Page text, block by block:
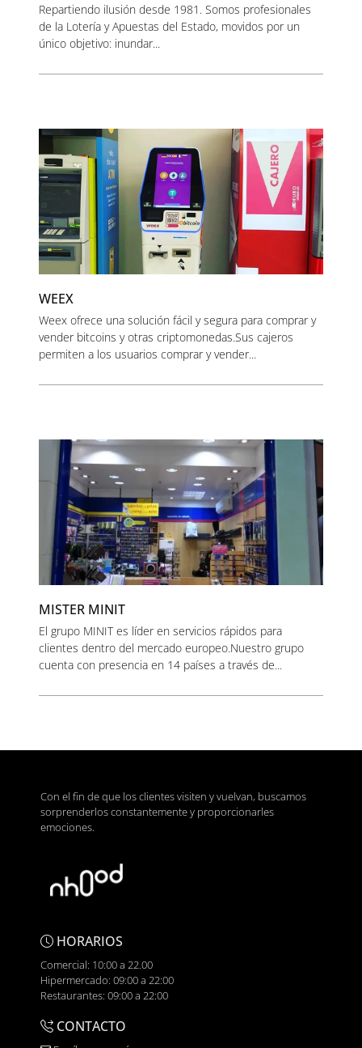
Repartiendo ilusión desde 1981. Somos profesionales
de la Lotería y Apuestas del Estado, movidos por un
único objetivo: inundar...
WEEX
Weex ofrece una solución fácil y segura para comprar y
vender bitcoins y otras criptomonedas.Sus cajeros
permiten a los usuarios comprar y vender...
MISTER MINIT
El grupo MINIT es líder en servicios rápidos para
clientes dentro del mercado europeo.Nuestro grupo
cuenta con presencia en 14 países a través de...
Con el fin de que los clientes visiten y vuelvan, buscamos
sorprenderlos constantemente y proporcionarles
emociones.
HORARIOS
Comercial: 10:00 a 22.00
Hipermercado: 09:00 a 22:00
Restaurantes: 09:00 a 22:00
CONTACTO